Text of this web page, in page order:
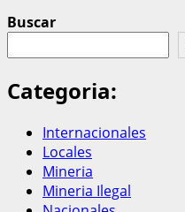
Buscar
Categoria:
Internacionales
Locales
Mineria
Mineria Ilegal